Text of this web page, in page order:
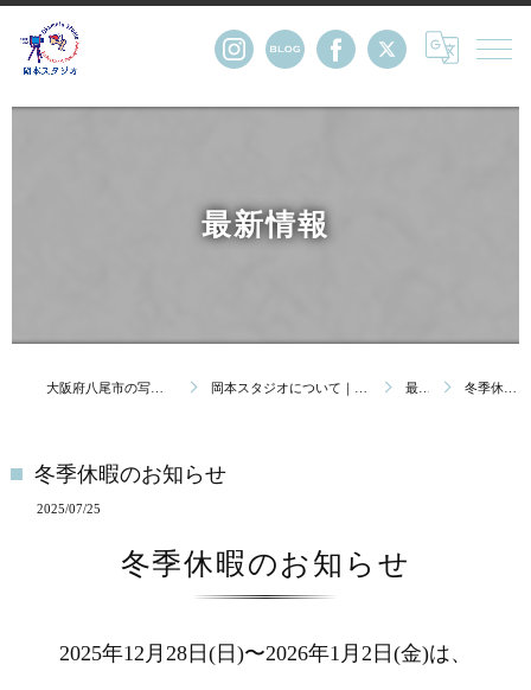
最新情報
大阪府八尾市の写真館・株式会社岡本スタジオ 岡本スタジオについて｜創業123年 大阪府八尾市の写真館 最新情報 冬季休暇のお知らせ
冬季休暇のお知らせ
2025/07/25
冬季休暇のお知らせ
2025年12月28日(日)〜2026年1月2日(金)は、